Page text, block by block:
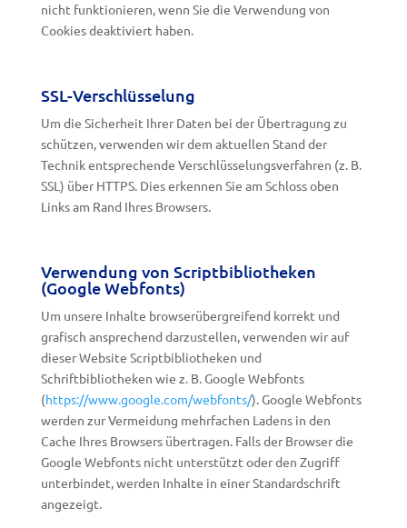
nicht funktionieren, wenn Sie die Verwendung von
Cookies deaktiviert haben.
SSL-Verschlüsselung
Um die Sicherheit Ihrer Daten bei der Übertragung zu
schützen, verwenden wir dem aktuellen Stand der
Technik entsprechende Verschlüsselungsverfahren (z. B.
SSL) über HTTPS. Dies erkennen Sie am Schloss oben
Links am Rand Ihres Browsers.
Verwendung von Scriptbibliotheken
(Google Webfonts)
Um unsere Inhalte browserübergreifend korrekt und
grafisch ansprechend darzustellen, verwenden wir auf
dieser Website Scriptbibliotheken und
Schriftbibliotheken wie z. B. Google Webfonts
(https://www.google.com/webfonts/). Google Webfonts
werden zur Vermeidung mehrfachen Ladens in den
Cache Ihres Browsers übertragen. Falls der Browser die
Google Webfonts nicht unterstützt oder den Zugriff
unterbindet, werden Inhalte in einer Standardschrift
angezeigt.